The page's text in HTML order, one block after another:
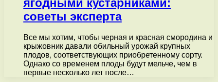
советы эксперта
Все мы хотим, чтобы черная и красная смородина и
крыжовник давали обильный урожай крупных
плодов, соответствующих приобретенному сорту.
Однако со временем плоды будут мельче, чем в
первые несколько лет после…